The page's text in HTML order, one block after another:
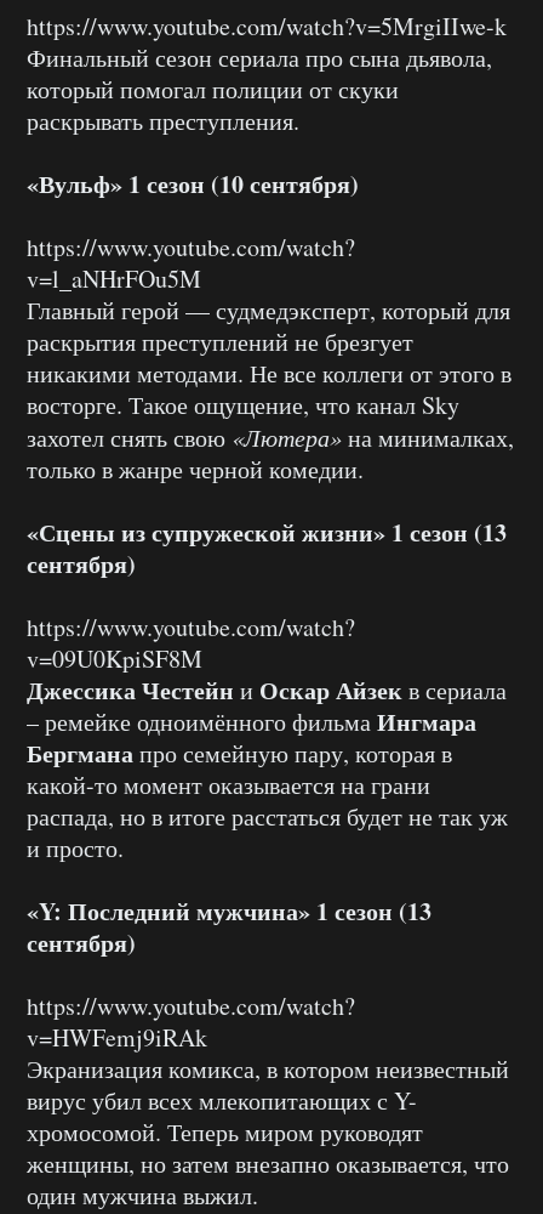
https://www.youtube.com/watch?v=5MrgiIIwe-k
Финальный сезон сериала про сына дьявола,
который помогал полиции от скуки
раскрывать преступления.
«Вульф» 1 сезон (10 сентября)
https://www.youtube.com/watch?
v=l_aNHrFOu5M
Главный герой — судмедэксперт, который для
раскрытия преступлений не брезгует
никакими методами. Не все коллеги от этого в
восторге. Такое ощущение, что канал Sky
захотел снять свою «Лютера»на минималках,
только в жанре черной комедии.
«Сцены из супружеской жизни» 1 сезон (13
сентября)
https://www.youtube.com/watch?
v=09U0KpiSF8M
Джессика Честейн и Оскар Айзекв сериала
– ремейке одноимённого фильмаИнгмара
Бергманапро семейную пару, которая в
какой-то момент оказывается на грани
распада, но в итоге расстаться будет не так уж
и просто.
«Y: Последний мужчина» 1 сезон (13
сентября)
https://www.youtube.com/watch?
v=HWFemj9iRAk
Экранизация комикса, в котором неизвестный
вирус убил всех млекопитающих с Y-
хромосомой. Теперь миром руководят
женщины, но затем внезапно оказывается, что
один мужчина выжил.